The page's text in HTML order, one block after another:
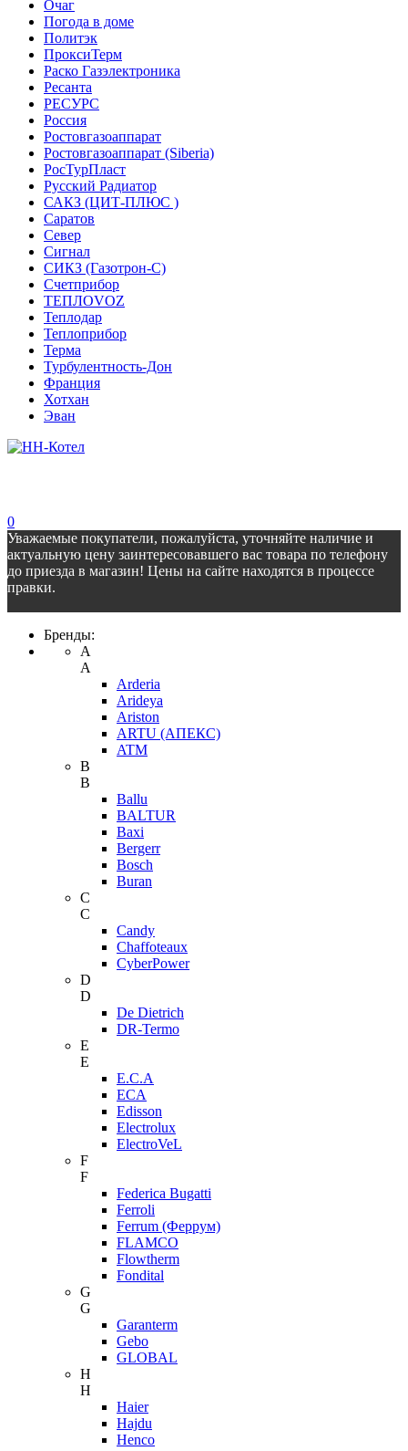
Очаг
Погода в доме
Политэк
ПроксиТерм
Раско Газэлектроника
Ресанта
РЕСУРС
Россия
Ростовгазоаппарат
Ростовгазоаппарат (Siberia)
РосТурПласт
Русский Радиатор
САКЗ (ЦИТ-ПЛЮС )
Саратов
Север
Сигнал
СИКЗ (Газотрон-С)
Счетприбор
ТЕПЛОVOZ
Теплодар
Теплоприбор
Терма
Турбулентность-Дон
Франция
Хотхан
Эван
0
Уважаемые покупатели, пожалуйста, уточняйте наличие и
актуальную цену заинтересовавшего вас товара по телефону
до приезда в магазин! Цены на сайте находятся в процессе
правки.
Бренды:
A
A
Arderia
Arideya
Ariston
ARTU (АПЕКС)
ATM
B
B
Ballu
BALTUR
Baxi
Bergerr
Bosch
Buran
C
C
Candy
Chaffoteaux
CyberPower
D
D
De Dietrich
DR-Termo
E
E
E.C.A
ECA
Edisson
Electrolux
ElectroVeL
F
F
Federica Bugatti
Ferroli
Ferrum (Феррум)
FLAMCO
Flowtherm
Fondital
G
G
Garanterm
Gebo
GLOBAL
H
H
Haier
Hajdu
Henco